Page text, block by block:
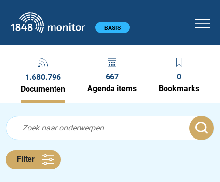
Hoofdmenu BASIS
1.680.796
Documenten
667
Agenda items
0
Bookmarks
Documenten feed
Feed
Filter